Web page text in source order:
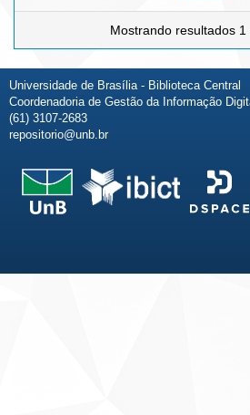
Mostrando resultados 1
Universidade de Brasília - Biblioteca Central
Coordenadoria de Gestão da Informação
(61) 3107-2683
repositorio@unb.br